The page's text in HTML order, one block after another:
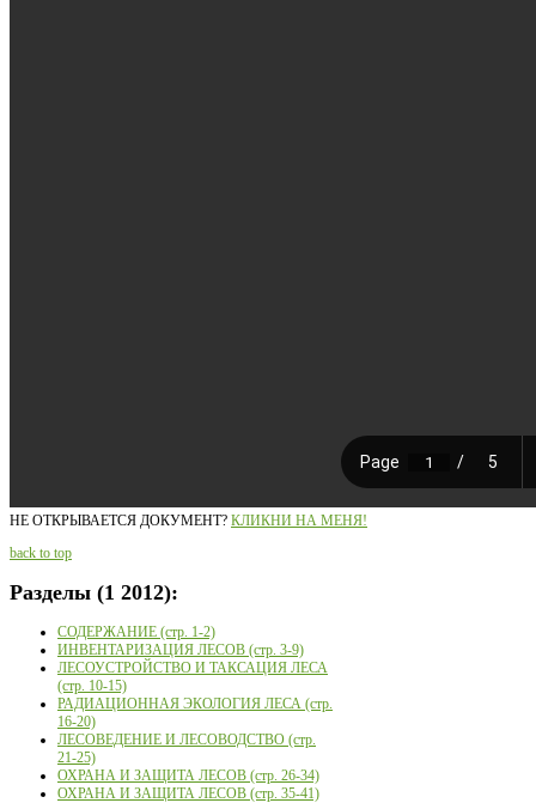
НЕ ОТКРЫВАЕТСЯ ДОКУМЕНТ? КЛИКНИ НА МЕНЯ!
back to top
Разделы (1 2012):
СОДЕРЖАНИЕ (стр. 1-2)
ИНВЕНТАРИЗАЦИЯ ЛЕСОВ (стр. 3-9)
ЛЕСОУСТРОЙСТВО И ТАКСАЦИЯ ЛЕСА
(стр. 10-15)
РАДИАЦИОННАЯ ЭКОЛОГИЯ ЛЕСА (стр.
16-20)
ЛЕСОВЕДЕНИЕ И ЛЕСОВОДСТВО (стр.
21-25)
ОХРАНА И ЗАЩИТА ЛЕСОВ (стр. 26-34)
ОХРАНА И ЗАЩИТА ЛЕСОВ (стр. 35-41)